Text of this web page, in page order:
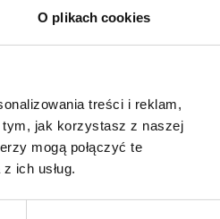
O plikach cookies
treści i reklam,
tym, jak korzystasz z naszej
mogą połączyć te
ich usług.
OJCZYZNA